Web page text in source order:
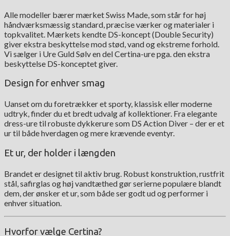
Alle modeller bærer mærket Swiss Made, som står for høj
håndværksmæssig standard, præcise værker og materialer i
topkvalitet. Mærkets kendte DS-koncept (Double Security)
giver ekstra beskyttelse mod stød, vand og ekstreme forhold.
Vi sælger i Ure Guld Sølv en del Certina-ure pga. den ekstra
beskyttelse DS-konceptet giver.
Design for enhver smag
Uanset om du foretrækker et sporty, klassisk eller moderne
udtryk, finder du et bredt udvalg af kollektioner. Fra elegante
dress-ure til robuste dykkerure som DS Action Diver – der er et
ur til både hverdagen og mere krævende eventyr.
Et ur, der holder i længden
Brandet er designet til aktiv brug. Robust konstruktion, rustfrit
stål, safirglas og høj vandtæthed gør serierne populære blandt
dem, der ønsker et ur, som både ser godt ud og performer i
enhver situation.
Hvorfor vælge Certina?